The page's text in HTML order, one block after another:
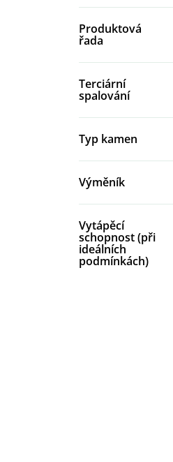
Produktová
řada
Terciární
spalování
Typ kamen
Výměník
Vytápěcí
schopnost (při
ideálních
podmínkách)